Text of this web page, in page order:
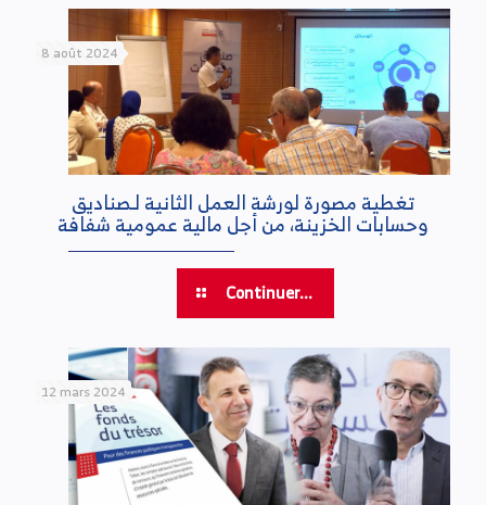
8 août 2024
تغطية مصورة لورشة العمل الثانية لـصناديق
وحسابات الخزينة، من أجل مالية عمومية شفافة
Continuer...
12 mars 2024